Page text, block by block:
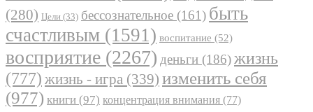
(280) Цели (33) бессознательное (161) быть
счастливым (1591) воспитание (52)
восприятие (2267) деньги (186)жизнь
(777) жизнь - игра (339) изменить себя
(977) книги (97) концентрация внимания (77)